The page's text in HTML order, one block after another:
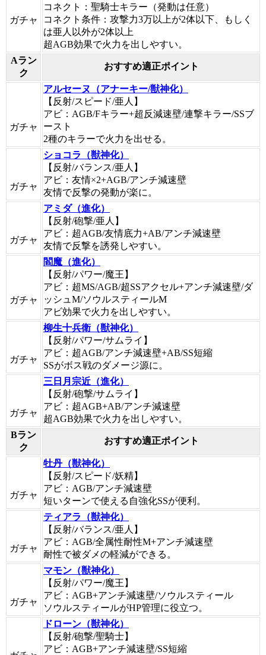
ガチャ
コネクト：聖騎士キラー（発動は任意）
コネクト条件：攻撃力3万以上が2体以下、もしく
は亜人以外が2体以上
超AGB効果で火力を出しやすい。
Aラン
ク
おすすめ適正ポイント
ガチャ
アルセーヌ（アナーキー/獣神化）
【反射/スピード/亜人】
アビ：AGB/Fキラー+超反減速壁/連撃キラー/SSブ
ースト
2種のキラーで火力を出せる。
ガチャ
ショコラ（獣神化）
【反射/バランス/亜人】
アビ：友情×2+AGB/アンチ減速壁
友情で反撃の発動が楽に。
ガチャ
アミダ（進化）
【反射/砲撃/亜人】
アビ：超AGB/友情底力+AB/アンチ減速壁
友情で反撃を誘発しやすい。
ガチャ
閻魔（進化）
【反射/パワー/魔王】
アビ：超MS/AGB/超SSアクセル+アンチ減速壁/ダ
ッシュM/ソウルスティールM
アビ効果で火力を出しやすい。
ガチャ
柳生十兵衛（獣神化）
【反射/パワー/サムライ】
アビ：超AGB/アンチ減速壁+AB/SS短縮
SSがボス戦のダメージ源に。
ガチャ
三日月宗近（進化）
【反射/砲撃/サムライ】
アビ：超AGB+AB/アンチ減速壁
超AGB効果で火力を出しやすい。
Bラン
ク
おすすめ適正ポイント
ガチャ
牡丹（獣神化）
【反射/スピード/妖精】
アビ：AGB/アンチ減速壁
短いターンで使える自強化SSが便利。
ガチャ
ティアラ（獣神化）
【反射/バランス/亜人】
アビ：AGB/全属性耐性M+アンチ減速壁
耐性で被ダメの軽減ができる。
ガチャ
マモン（獣神化）
【反射/パワー/魔王】
アビ：AGB+アンチ減速壁/ソウルスティール
ソウルスティールがHP管理に役立つ。
ドローン（獣神化）
【反射/砲撃/聖騎士】
アビ：AGB+アンチ減速壁/SS短縮